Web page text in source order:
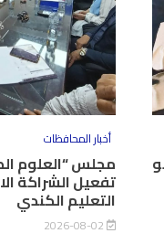
أخبار المحافظات
مجلس “العلوم
تفعيل الشراكة
التعليم الكندي